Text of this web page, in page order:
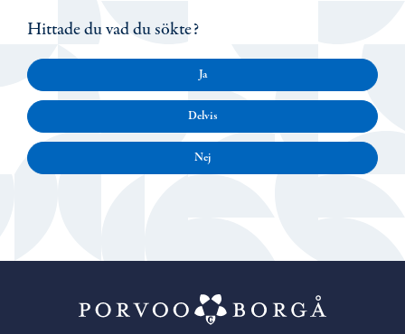
Hittade du vad du sökte?
Ja
Delvis
Nej